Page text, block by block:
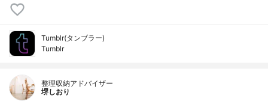
Tumblr(タンブラー)
Tumblr
整理収納アドバイザー
堺しおり